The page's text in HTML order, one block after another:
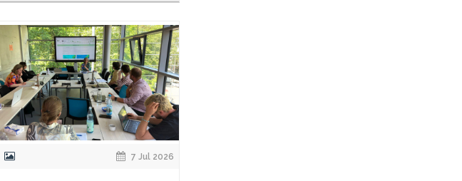
7 Jul 2026